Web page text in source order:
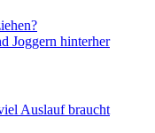
Joggern hinterher